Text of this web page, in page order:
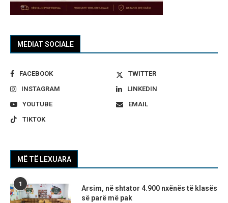
MEDIAT SOCIALE
FACEBOOK
TWITTER
INSTAGRAM
LINKEDIN
YOUTUBE
EMAIL
TIKTOK
MË TË LEXUARA
1
Arsim, në shtator 4.900 nxënës të klasës
së parë më pak